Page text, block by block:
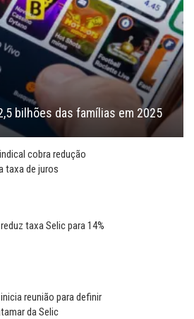
bilhões das famílias em 2025
cobra redução
taxa de juros
taxa Selic para 14%
reunião para definir
da Selic